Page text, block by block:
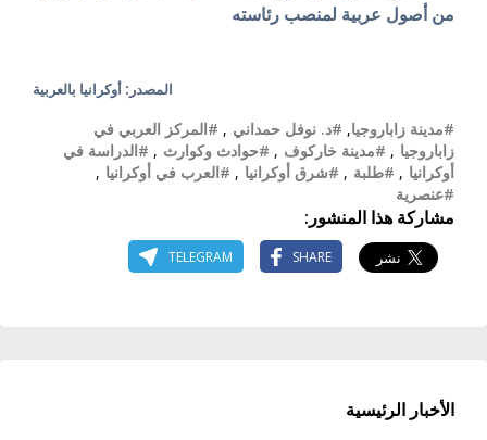
من أصول عربية لمنصب رئاسته
المصدر: أوكرانيا بالعربية
#مدينة زاباروجيا, #د. نوفل حمداني , #المركز العربي في
زاباروجيا , #مدينة خاركوف , #حوادث وكوارث , #الدراسة في
أوكرانيا , #طلبة , #شرق أوكرانيا , #العرب في أوكرانيا ,
#عنصرية
مشاركة هذا المنشور:
SHARE
TELEGRAM
الأخبار الرئيسية